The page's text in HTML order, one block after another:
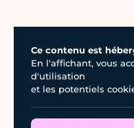
Ce contenu est
En l'affichant, vous
d'utilisation
et les potentiels